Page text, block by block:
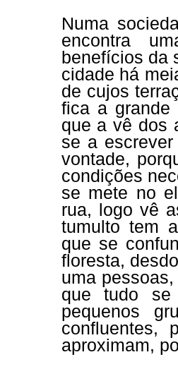
Numa
encontra
benefícios da
cidade há
de cujos
fica a grande
que a vê dos
se a
vontade,
condições
se mete no
rua, logo vê
tumulto tem
que se
floresta,
uma
que tudo se
pequenos
confluentes,
aproximam,